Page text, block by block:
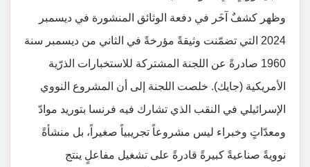
وظهر كشفٌ آخَر في دفعة الوثائق المنشورة في ديسمبر
2024 التي تضمّنت وثيقةً مؤرخةً في الثاني من ديسمبر سنة
1960 صادرةً عن اللجنة المشتركة للاستخبارات الذرّية
الأمريكية (جايك). خلصت اللجنة إلى أن المشروع النووي
الإسرائيلي في النقب الذي تشارك فيه فرنسا بتوريد موادّ
ومعدّاتٍ وخبراء ليس مشروعاً تجريبياً صغيراً، بل منشأةً
نوويةً صناعيةً كبيرةً قادرةً على تشغيل مفاعلٍ ينتج